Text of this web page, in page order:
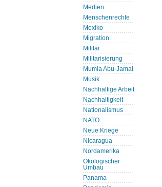
Medien
Menschenrechte
Mexiko
Migration
Militär
Militarisierung
Mumia Abu-Jamal
Musik
Nachhaltige Arbeit
Nachhaltigkeit
Nationalismus
NATO
Neue Kriege
Nicaragua
Nordamerika
Ökologischer
Umbau
Panama